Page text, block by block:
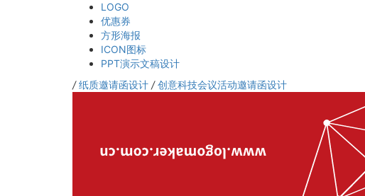
LOGO
优惠券
方形海报
ICON图标
PPT演示文稿设计
/ 纸质邀请函设计 / 创意科技会议活动邀请函设计